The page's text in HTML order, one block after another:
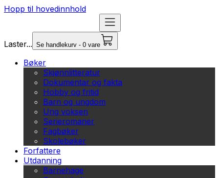
Hopp til hovedinnhold
Laster... Se handlekurv - 0 vare
Bøker
Skjønnlitteratur
Dokumentar og fakta
Hobby og fritid
Barn og ungdom
Ung voksen
Serieromaner
Fagbøker
Skolebøker
Forfattere
Utdanning
Barnehage